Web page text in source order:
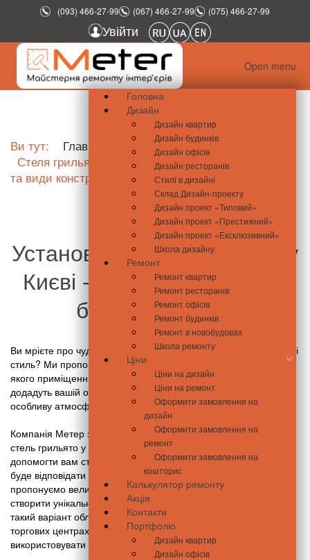
(093) 466-27-99 (067) 466-27-99 (075) 466-27-99
Увійти
Open menu
Головна
Дизайн
Дизайн квартир
Дизайн будинків
Дизайн офісів
Дизайн ресторанів
Стилі в дизайні
Склад Дизайн-проекту
Дизайн проект «Типовий»
Дизайн проект «Престижний»
Дизайн проект «Ексклюзивний»
Школа дизайну
Ремонт
Ремонт квартир
Ремонт ресторанів
Ремонт офісів
Ремонт будинків
Ремонт в новобудовах
Школа ремонту
Ціни
Ціни на дизайн
Ціни на ремонт
Оформити замовлення на
дизайн
Оформити замовлення на
ремонт
Оформити замовлення на
кошторис
Калькулятор ремонту
Акція
Контакти
Портфоліо
Дизайн квартир
Дизайн офісів
Ви тут: Главная Дизайн
Школа дизайну
Стеля грильято в інтер’єрі квартири: особливості
та види конструкцій, плюси і мінуси
Установка стель грильято у
Києві - створіть затишний
будинок з нами
Ви мрієте про чудовий інтер'єр, який відображатиме ваш смак і
стиль? Ми пропонуємо відмінний спосіб удосконалення будь-
якого приміщення – встановлення стель грильято. Ці стелі
додадуть вашій оселі затишок і комфорт, а також створять
особливу атмосферу.
Компанія Метер з гордістю надає послуги зі встановлення
стель грильято у Києві. Наша команда професіоналів готова
допомогти вам створити затишний та стильний будинок, який
буде відповідати вашим уподобанням та вимогам. Ми
пропонуємо великий вибір кольорів та фактур, що дозволяє
створити унікальний дизайн для кожного клієнта.Спочатку
такий варіант облицювання використовували в офісах і
торгових центрах. Але дуже швидко ці стелі почали
використовувати і в житлових приміщеннях.